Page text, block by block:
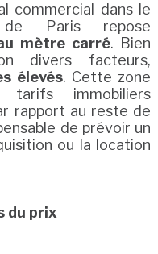
commercial dans le
de Paris repose
mètre carré. Bien
divers facteurs,
élevés. Cette zone
immobiliers
rapport au reste de
de prévoir un
ou la location
du prix